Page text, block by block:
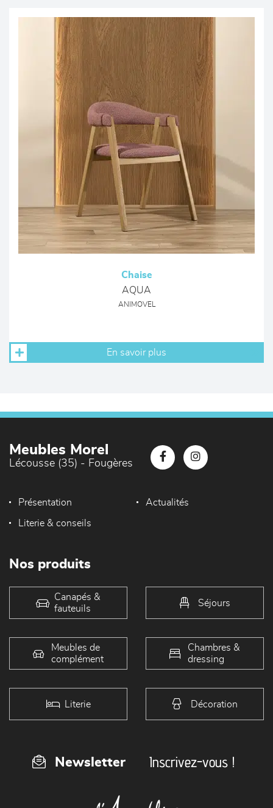
Chaise
AQUA
ANIMOVEL
En savoir plus
Meubles Morel
Lécousse (35) - Fougères
Présentation Actualités
Literie & conseils
Nos produits
Canapés &
fauteuils
Séjours
Meubles de
complément
Chambres &
dressing
Literie Décoration
Newsletter Inscrivez-vous !